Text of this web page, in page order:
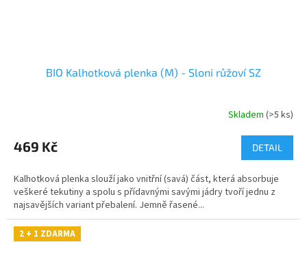
BIO Kalhotková plenka (M) - Sloni růžoví SZ
Skladem (>5 ks)
469 Kč DETAIL
Kalhotková plenka slouží jako vnitřní (savá) část, která absorbuje
veškeré tekutiny a spolu s přídavnými savými jádry tvoří jednu z
najsavějších variant přebalení. Jemně řasené...
2 + 1 ZDARMA